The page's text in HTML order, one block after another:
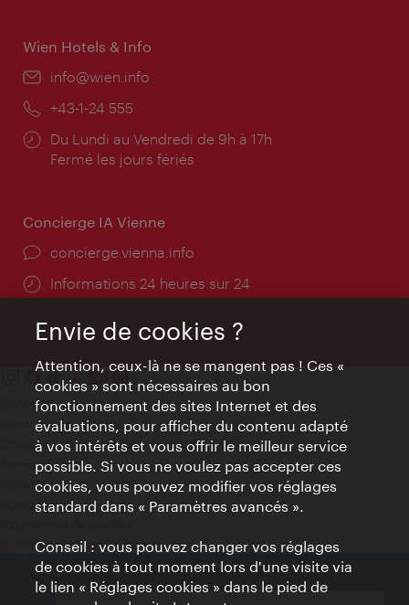
Wien Hotels & Info
E-
info@wien.info
Téléphone:
+43-1-24 555
Horaires
d'ouverture:
Du Lundi au Vendredi de 9h à 17h
Fermé les jours fériés
Concierge IA Vienne
Ort:
concierge.vienna.info
Öffnungszeiten:
Informations 24 heures sur 24
Contact
Mentions obligatoires
Charte sur le respect de la vie privée
Terms of Use
Accessibilité
Contact presse
© Copyright WienTourismus
Envie de cookies ?
Attention, ceux-là ne se mangent pas ! Ces «
cookies » sont nécessaires au bon
fonctionnement des sites Internet et des
évaluations, pour afficher du contenu adapté
à vos intérêts et vous offrir le meilleur service
possible. Si vous ne voulez pas accepter ces
cookies, vous pouvez modifier vos réglages
standard dans « Paramètres avancés ».
Conseil : vous pouvez changer vos réglages
de cookies à tout moment lors d'une visite via
le lien « Réglages cookies » dans le pied de